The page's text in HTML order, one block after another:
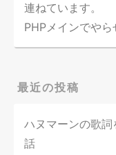
連ねています。
PHPメインでやら
最近の投稿
ハヌマーンの歌
話